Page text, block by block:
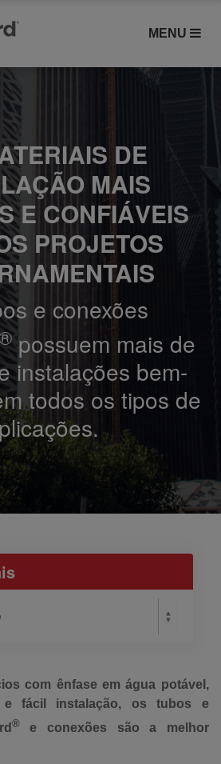
MENU
DE
MAIS
E CONFIÁVEIS
PROJETOS
e conexões
possuem mais de
instalações bem-
todos os tipos de
com ênfase em água potável,
fácil instalação, os tubos e
®e conexões são a melhor